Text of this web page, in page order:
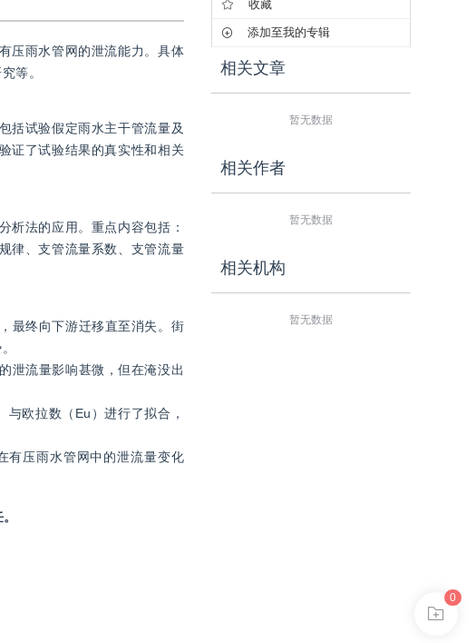
压雨水管网的泄流能力。具体
等。
括试验假定雨水主干管流量及
证了试验结果的真实性和相关
析法的应用。重点内容包括：
律、支管流量系数、支管流量
最终向下游迁移直至消失。街
泄流量影响甚微，但在淹没出
欧拉数（Eu）进行了拟合，
有压雨水管网中的泄流量变化
收藏
添加至我的专辑
相关文章
暂无数据
相关作者
暂无数据
相关机构
暂无数据
0